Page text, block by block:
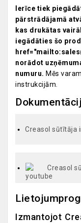
Ierīce tiek
pārstrādājamā
kas drukātas
iegādāties šo
norādot
numuru. Mēs
instrukcijām.
Creasol sūtītāja
Creasol
Izmantojot